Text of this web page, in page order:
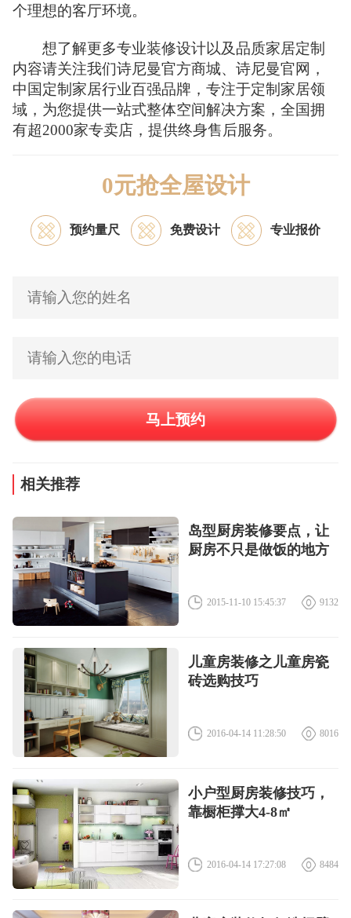
个理想的客厅环境。
想了解更多专业装修设计以及品质家居定制
内容请关注我们诗尼曼官方商城、诗尼曼官网，
中国定制家居行业百强品牌，专注于定制家居领
域，为您提供一站式整体空间解决方案，全国拥
有超2000家专卖店，提供终身售后服务。
0元抢全屋设计
预约量尺 免费设计 专业报价
马上预约
相关推荐
岛型厨房装修要点，让
厨房不只是做饭的地方
2015-11-10 15:45:37 9132
儿童房装修之儿童房瓷
砖选购技巧
2016-04-14 11:28:50 8016
小户型厨房装修技巧，
靠橱柜撑大4-8㎡
2016-04-14 17:27:08 8484